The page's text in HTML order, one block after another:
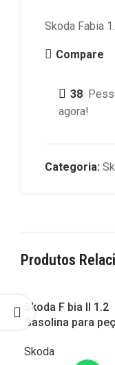
Skoda Fabia
Compare
38
agora!
Categoria:
Produtos
Skoda F bia II 1.2
Gasolina para
Skoda